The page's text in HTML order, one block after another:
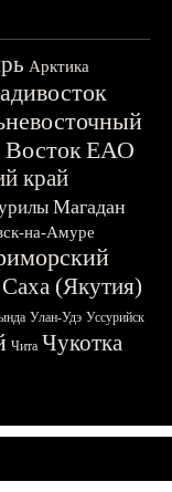
Арктика
ЕАО
край
Магадан
на-Амуре
(Якутия)
Улан-Удэ Уссурийск
Чита Чукотка